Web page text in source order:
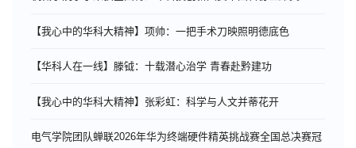
【我心中的华科大精神】项帅：一把手术刀映照明德底色
【华科人在一线】滕钺：十载潜心治学 青春赴黔建功
【我心中的华科大精神】张彩虹：科学与人文并蒂花开
电气学院团队蝉联2026年华为终端硬件精英挑战赛全国总决赛冠